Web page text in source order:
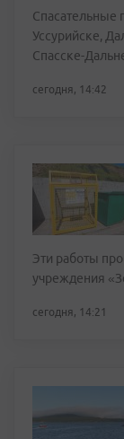
Спасательные
Уссурийске,
Спасске-
сегодня, 14:42
Эти работы
учреждения
сегодня, 14:21